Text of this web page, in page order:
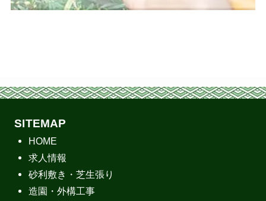
SITEMAP
HOME
求人情報
砂利敷き・芝生張り
造園・外構工事